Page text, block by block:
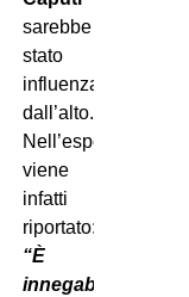
sarebbe
stato
influenzato
dall’alto.
Nell’esposto
viene
infatti
riportato:
“È
innegabile